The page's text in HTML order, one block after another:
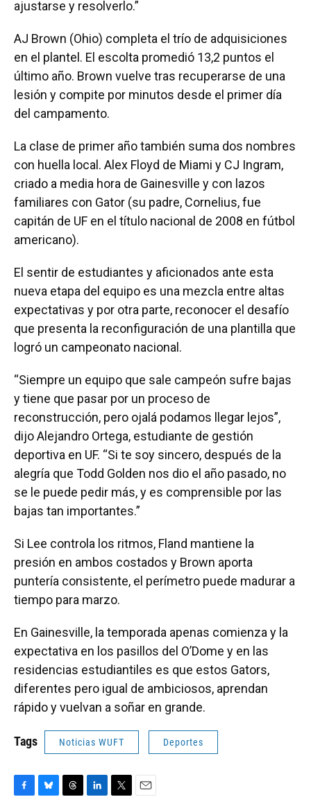
ajustarse y resolverlo.”
AJ Brown (Ohio) completa el trío de adquisiciones
en el plantel. El escolta promedió 13,2 puntos el
último año. Brown vuelve tras recuperarse de una
lesión y compite por minutos desde el primer día
del campamento.
La clase de primer año también suma dos nombres
con huella local. Alex Floyd de Miami y CJ Ingram,
criado a media hora de Gainesville y con lazos
familiares con Gator (su padre, Cornelius, fue
capitán de UF en el título nacional de 2008 en fútbol
americano).
El sentir de estudiantes y aficionados ante esta
nueva etapa del equipo es una mezcla entre altas
expectativas y por otra parte, reconocer el desafío
que presenta la reconfiguración de una plantilla que
logró un campeonato nacional.
“Siempre un equipo que sale campeón sufre bajas
y tiene que pasar por un proceso de
reconstrucción, pero ojalá podamos llegar lejos”,
dijo Alejandro Ortega, estudiante de gestión
deportiva en UF. “Si te soy sincero, después de la
alegría que Todd Golden nos dio el año pasado, no
se le puede pedir más, y es comprensible por las
bajas tan importantes.”
Si Lee controla los ritmos, Fland mantiene la
presión en ambos costados y Brown aporta
puntería consistente, el perímetro puede madurar a
tiempo para marzo.
En Gainesville, la temporada apenas comienza y la
expectativa en los pasillos del O’Dome y en las
residencias estudiantiles es que estos Gators,
diferentes pero igual de ambiciosos, aprendan
rápido y vuelvan a soñar en grande.
Tags Noticias WUFT Deportes